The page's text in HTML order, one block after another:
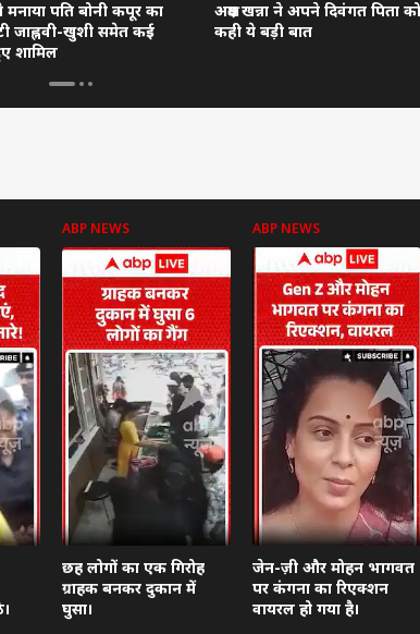
मनाया पति बोनी कपूर का
जाह्नवी-खुशी समेत कई
शामिल
अक्षय खन्ना ने अपने दिवंगत पिता
कही ये बड़ी बात
ABP NEWS
छह लोगों का एक गिरोह
ग्राहक बनकर दुकान में
घुसा।
ABP NEWS
जेन-ज़ी और मोहन भागवत
पर कंगना का रिएक्शन
वायरल हो गया है।
टॉप रील्स
महाराष्ट्र